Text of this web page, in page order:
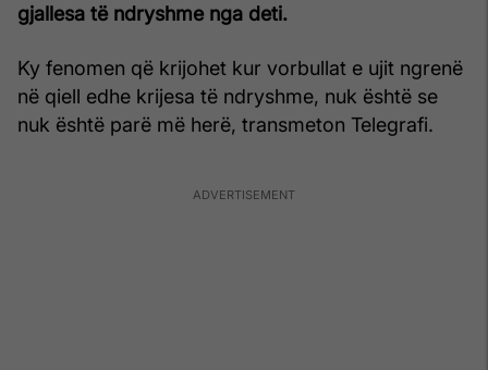
gjallesa të ndryshme nga deti.
Ky fenomen që krijohet kur vorbullat e ujit ngrenë
në qiell edhe krijesa të ndryshme, nuk është se
nuk është parë më herë, transmeton Telegrafi.